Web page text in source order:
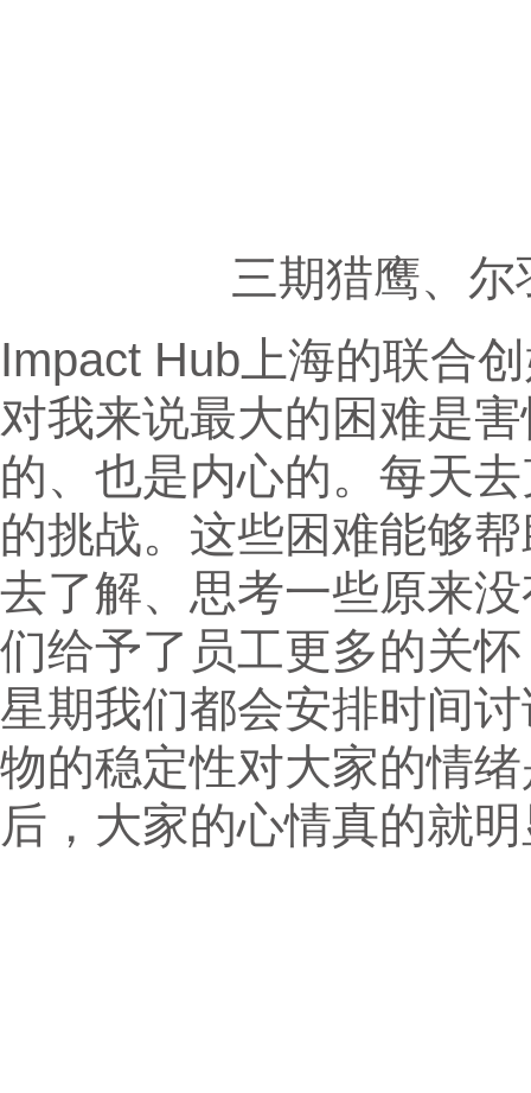
三期猎鹰、
Impact Hub上海的联合
对我来说最大的困难是
的、也是内心的。每天
的挑战。这些困难能够
去了解、思考一些原来
们给予了员工更多的关
星期我们都会安排时间
物的稳定性对大家的情
后，大家的心情真的就